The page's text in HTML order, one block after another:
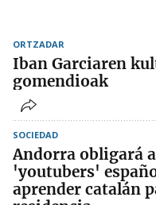
ORTZADAR
Iban Garciaren
gomendioak
SOCIEDAD
Andorra obligará
'youtubers'
aprender catalán